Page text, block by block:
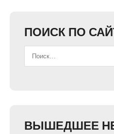
ПОИСК ПО
ВЫШЕДШЕЕ